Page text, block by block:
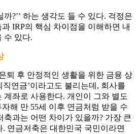
?’’ 하는 생각도 들 수 있다. 걱정은
IRP의 핵심 차이점을 이해하면 내
수 있다.
퇴 후 안정적인 생활을 위한 금융 상
직연금’이라고도 불리는데, 회사를
계좌로 사용한다. 개인이 그와 별도
해 만 55세 이후 연금처럼 받을 수
축과는 어떤 차이가 있을까? 가장 큰
. 연금저축은 대한민국 국민이라면